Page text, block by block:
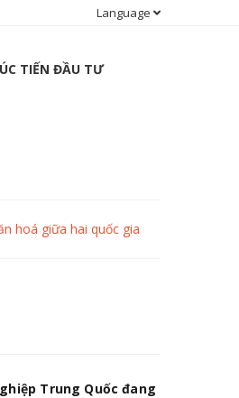
Language
TIẾN ĐẦU TƯ
hoá giữa hai quốc gia
Trung Quốc đang